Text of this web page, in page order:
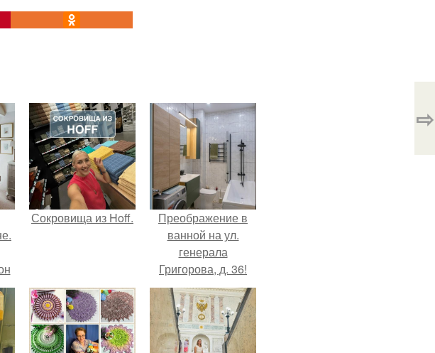
⇨
Сокровища из Hoff.
Преображение в
ванной на ул.
генерала
Григорова, д. 36!